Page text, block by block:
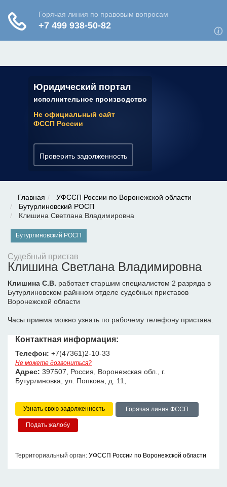
Юридический портал
исполнительное производство
Не официальный сайт
ФССП России
Проверить задолженность
✆ 7 (800) 350-22-64
Главная
УФССП России по Воронежской области
Бутурлиновский РОСП
Клишина Светлана Владимировна
Бутурлиновский РОСП
Судебный пристав
Клишина Светлана Владимировна
Клишина С.В. работает старшим специалистом 2 разряда в
Бутурлиновском райнном отделе судебных приставов
Воронежской области
Часы приема можно узнать по рабочему телефону пристава.
Контактная информация:
Телефон: +7(47361)2-10-33
Не можете дозвониться?
Адрес: 397507, Россия, Воронежская обл., г.
Бутурлиновка, ул. Попкова, д. 11,
Узнать свою задолженность Горячая линия ФССП
Территориальный орган: УФССП России по Воронежской области